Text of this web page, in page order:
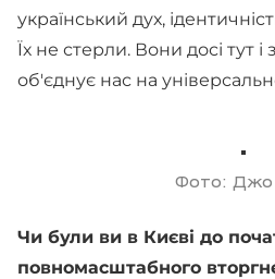
український дух,
Їх не стерли. Вони досі тут
об'єднує нас на
Фото: Джо
Чи були ви в Києві до
повномасштабного